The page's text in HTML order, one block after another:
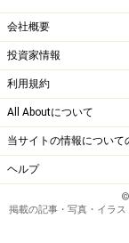
会社概要
投資家情報
利用規約
All Aboutについて
当サイトの情報について
ヘルプ
©
掲載の記事・写真・イラ